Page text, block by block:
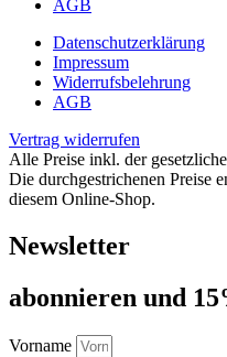
AGB
Datenschutzerklärung
Impressum
Widerrufsbelehrung
AGB
Vertrag widerrufen
Alle Preise inkl. der
Die durchgestrichenen Preise
diesem Online-Shop.
Newsletter
abon­nie­ren und
Vorname